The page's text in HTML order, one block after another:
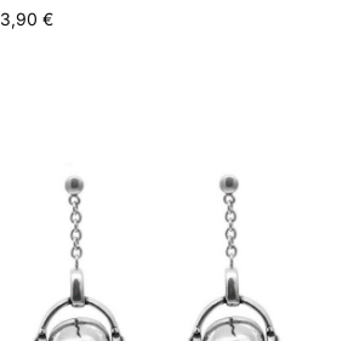
€